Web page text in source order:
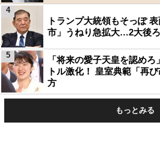
トランプ大統領もそっぽ
市」うねり急拡大…2大後
4
「将来の愛子天皇を認め
トル激化！ 皇室典範「再
方
5
もっとみる